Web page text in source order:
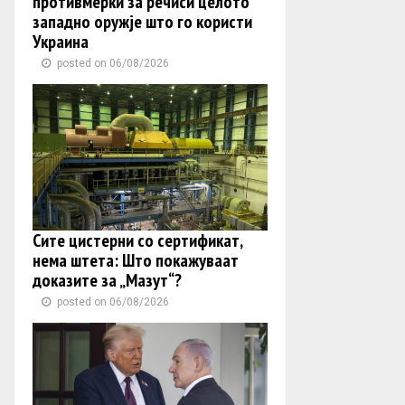
западно оружје што го користи
Украина
posted on 06/08/2026
Сите цистерни со сертификат,
нема штета: Што покажуваат
доказите за „Мазут“?
posted on 06/08/2026